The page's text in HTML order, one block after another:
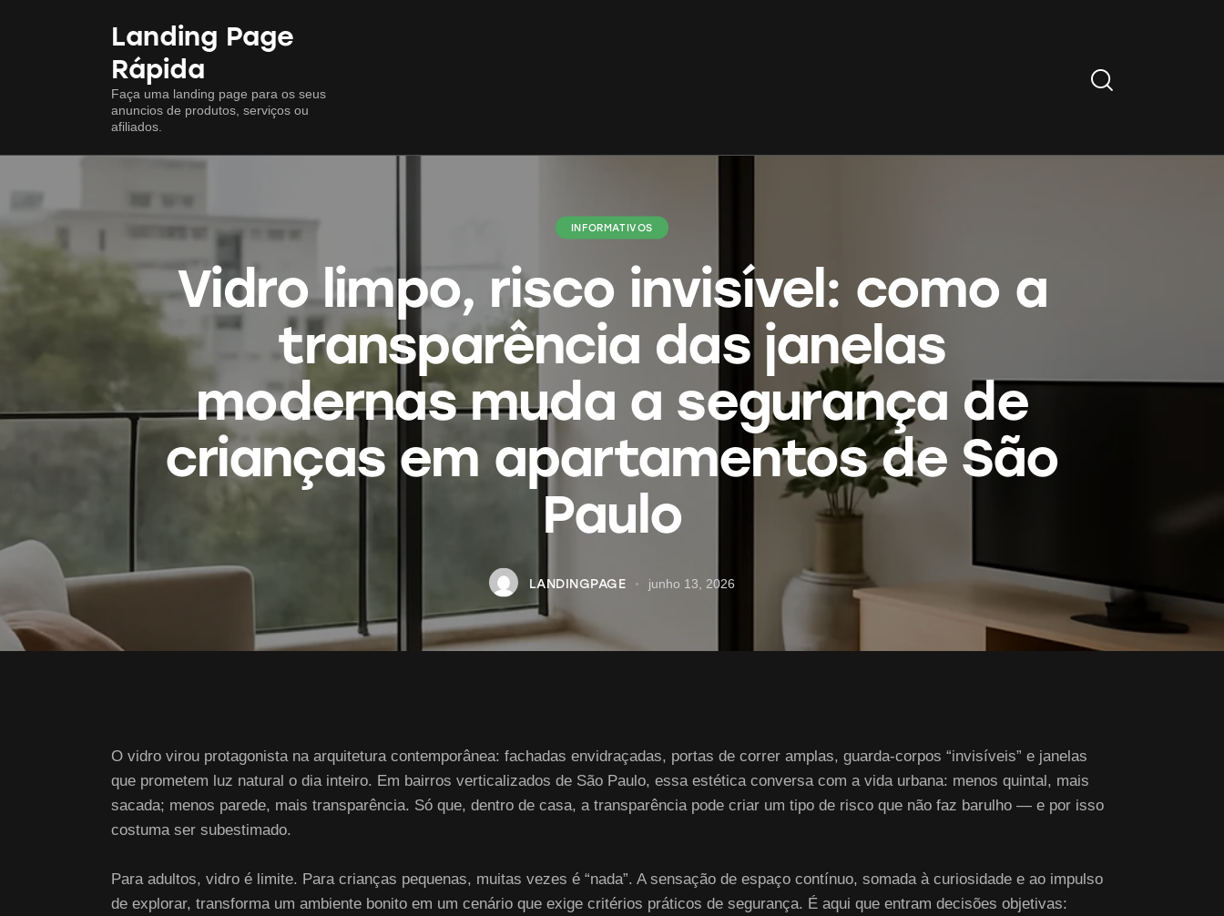
Landing Page
Rápida
Faça uma landing page para os seus
anuncios de produtos, serviços ou
afiliados.
Search
INFORMATIVOS
Vidro limpo, risco invisível: como a
transparência das janelas
modernas muda a segurança de
crianças em apartamentos de São
Paulo
LANDINGPAGE junho 13, 2026
O vidro virou protagonista na arquitetura contemporânea: fachadas envidraçadas, portas de correr amplas, guarda-corpos “invisíveis” e janelas
que prometem luz natural o dia inteiro. Em bairros verticalizados de São Paulo, essa estética conversa com a vida urbana: menos quintal, mais
sacada; menos parede, mais transparência. Só que, dentro de casa, a transparência pode criar um tipo de risco que não faz barulho — e por isso
costuma ser subestimado.
Para adultos, vidro é limite. Para crianças pequenas, muitas vezes é “nada”. A sensação de espaço contínuo, somada à curiosidade e ao impulso
de explorar, transforma um ambiente bonito em um cenário que exige critérios práticos de segurança. É aqui que entram decisões objetivas: